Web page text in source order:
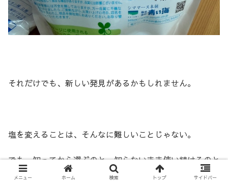
それだけでも、新しい発見があるかもしれません。
塩を変えることは、そんなに難しいことじゃない。
でも、知ってから選ぶのと、知らないまま使い続けるのと
では、
メニュー ホーム 検索 トップ サイドバー